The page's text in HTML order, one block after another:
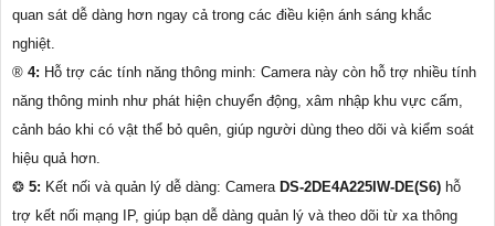
quan sát dễ dàng hơn ngay cả trong các điều kiện ánh sáng khắc
nghiệt.
®️ 4: Hỗ trợ các tính năng thông minh: Camera này còn hỗ trợ nhiều tính
năng thông minh như phát hiện chuyển động, xâm nhập khu vực cấm,
cảnh báo khi có vật thể bỏ quên, giúp người dùng theo dõi và kiểm soát
hiệu quả hơn.
❂ 5: Kết nối và quản lý dễ dàng: Camera DS-2DE4A225IW-DE(S6) hỗ
trợ kết nối mạng IP, giúp bạn dễ dàng quản lý và theo dõi từ xa thông